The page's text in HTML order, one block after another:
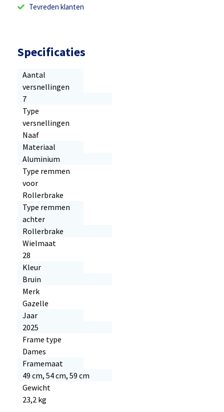
Tevreden klanten
Specificaties
Aantal
versnellingen
7
Type
versnellingen
Naaf
Materiaal
Aluminium
Type remmen
voor
Rollerbrake
Type remmen
achter
Rollerbrake
Wielmaat
28
Kleur
Bruin
Merk
Gazelle
Jaar
2025
Frame type
Dames
Framemaat
49 cm, 54 cm, 59 cm
Gewicht
23,2 kg